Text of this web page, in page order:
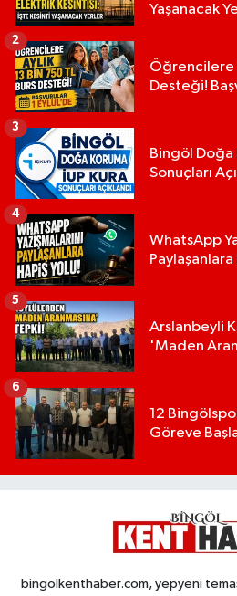
Yaşanacak
Öğrencilere
Desteği!
2
Bingöl Doğa
Sonuçları
3
WhatsApp
Paylaşanlara
4
Arslanbeyli
'Maden
5
12
Göreve
6
bingolkenthaber.com, yepyeni